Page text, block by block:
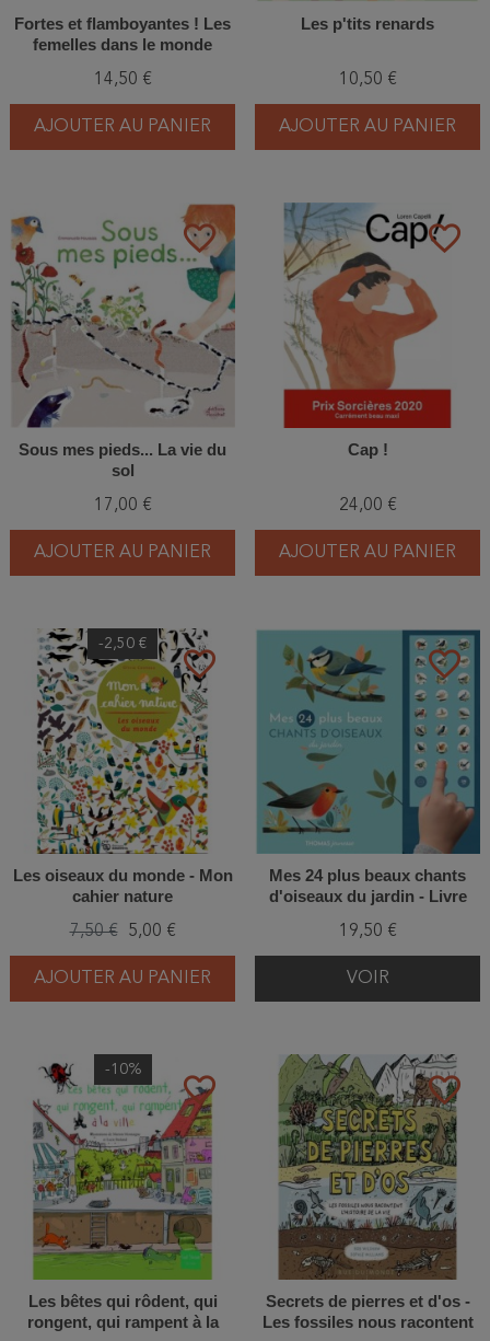
Fortes et flamboyantes ! Les
femelles dans le monde
14,50 €
AJOUTER AU PANIER
Les p'tits renards
10,50 €
AJOUTER AU PANIER
favorite_border
Sous mes pieds... La vie du
sol
17,00 €
AJOUTER AU PANIER
favorite_border
Cap !
24,00 €
AJOUTER AU PANIER
favorite_border
-2,50 €
Les oiseaux du monde - Mon
cahier nature
7,50 € 5,00 €
AJOUTER AU PANIER
favorite_border
Mes 24 plus beaux chants
d'oiseaux du jardin - Livre
19,50 €
VOIR
favorite_border
-10%
Les bêtes qui rôdent, qui
rongent, qui rampent à la
favorite_border
Secrets de pierres et d'os -
Les fossiles nous racontent